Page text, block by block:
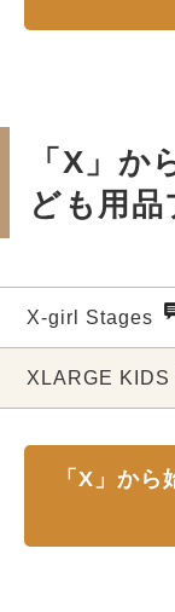
「X」か
ども用品
X-girl Stages
XLARGE KIDS
「X」か